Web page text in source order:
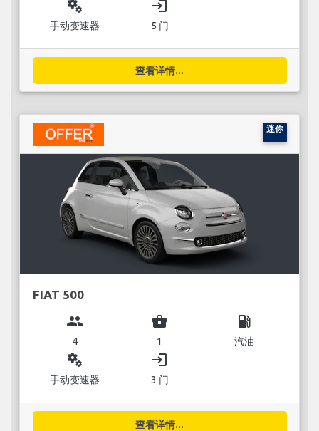
miscellaneous_services
手动变速器
login
5 门
查看详情...
迷你
FIAT 500
group
4
business_center
1
local_gas_station
汽油
miscellaneous_services
手动变速器
login
3 门
查看详情...